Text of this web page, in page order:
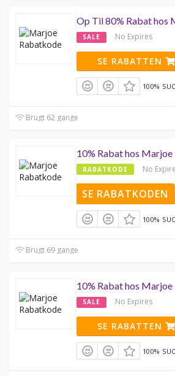
Op Til 80% Rabat hos
SALE No Expires
SE RABATTEN
100%
Brugt 62 gange
10% Rabat hos Marjoe
RABATKODE No
SE RABATKODEN
100%
Brugt 69 gange
10% Rabat hos Marjoe
SALE No Expires
SE RABATTEN
100%